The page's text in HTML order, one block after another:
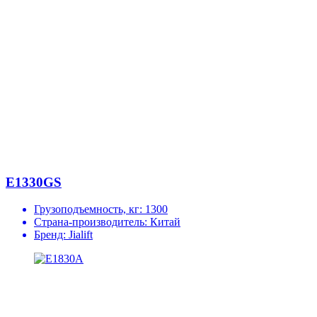
E1330GS
Грузоподъемность, кг: 1300
Страна-производитель: Китай
Бренд: Jialift